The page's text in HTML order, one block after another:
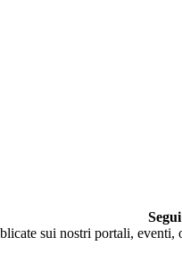
sui nostri portali,